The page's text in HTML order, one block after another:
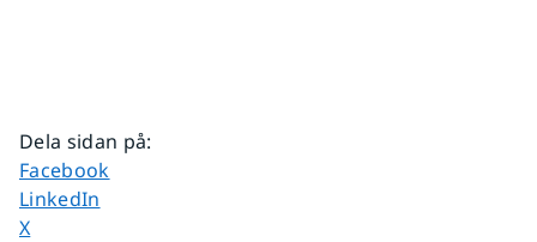
Dela sidan på:
Dela sidan på
Facebook
Dela sidan på
LinkedIn
Dela sidan på
X